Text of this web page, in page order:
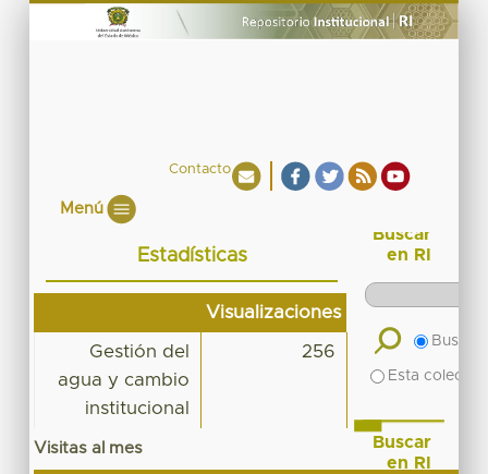
Contacto
Menú
Estadísticas
Visualizaciones
Gestión del
agua y cambio
institucional
256
Visitas al mes
Buscar
en RI
Buscar
Esta
Buscar
en RI